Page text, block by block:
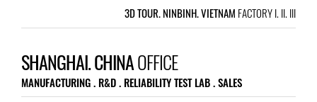
3D TOUR. NINBINH. VIETNAM FACTORY I. II. III
SHANGHAI. CHINAOFFICE
MANUFACTURING . R&D . RELIABILITY TEST LAB . SALES